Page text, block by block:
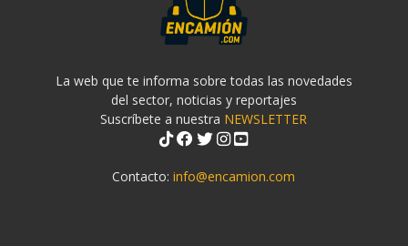
La web que te informa sobre todas las novedades
del sector, noticias y reportajes
Suscríbete a nuestra NEWSLETTER
Contacto:info@encamion.com